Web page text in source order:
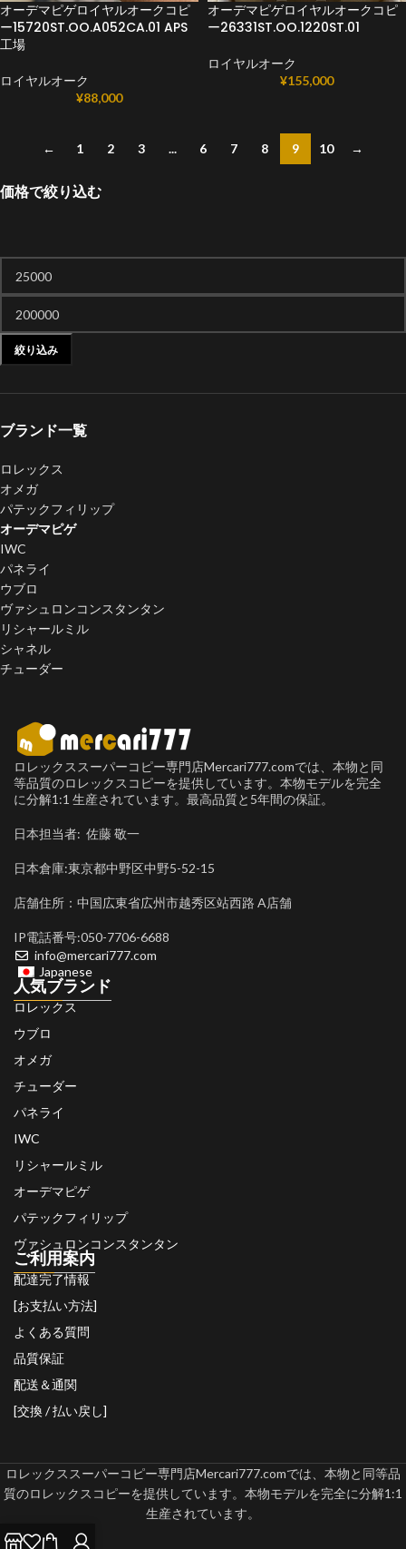
価格で絞り込む
絞り込み
ブランド一覧
ロレックス
オメガ
パテックフィリップ
オーデマピゲ
IWC
パネライ
ウブロ
ヴァシュロンコンスタンタン
リシャールミル
シャネル
チューダー
オーデマピゲロイヤルオークコピ
ー15720ST.OO.A052CA.01 APS
工場
ロイヤルオーク
¥88,000
オーデマピゲロイヤルオークコピ
ー26331ST.OO.1220ST.01
ロイヤルオーク
¥155,000
← 1 2 3 ... 6 7 8 9 10 →
ロレックススーパーコピー専門店Mercari777.comでは、本物と同
等品質のロレックスコピーを提供しています。本物モデルを完全
に分解1:1 生産されています。最高品質と5年間の保証。
日本担当者: 佐藤 敬一
日本倉庫:東京都中野区中野5-52-15
店舗住所：中国広東省広州市越秀区站西路 A店舗
IP電話番号:050-7706-6688
info@mercari777.com
Japanese
人気ブランド
ロレックス
ウブロ
オメガ
チューダー
パネライ
IWC
リシャールミル
オーデマピゲ
パテックフィリップ
ヴァシュロンコンスタンタン
ご利用案内
配達完了情報
[お支払い方法]
よくある質問
品質保証
配送＆通関
[交換 / 払い戻し]
ロレックススーパーコピー専門店Mercari777.comでは、本物と同等品
質のロレックスコピーを提供しています。本物モデルを完全に分解1:1
生産されています。